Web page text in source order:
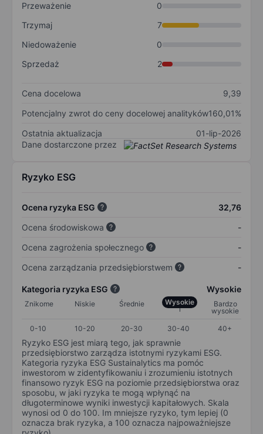
Przeważenie
0
Trzymaj
7
Niedoważenie
0
Sprzedaż
2
Cena docelowa
9,39
Potencjalny zwrot do ceny docelowej analityków160,01%
Ostatnia aktualizacja
01-lip-2026
Dane dostarczone przez
Ryzyko ESG
Ocena ryzyka ESG
32,76
Ocena środowiskowa
-
Ocena zagrożenia społecznego
-
Ocena zarządzania przedsiębiorstwem
-
Kategoria ryzyka ESG Wysokie
Znikome Niskie Średnie Wysokie
Bardzo
wysokie
0-10
10-20 20-30 30-40 40+
Ryzyko ESG jest miarą tego, jak sprawnie
przedsiębiorstwo zarządza istotnymi ryzykami ESG.
Kategoria ryzyka ESG Sustainalytics ma pomóc
inwestorom w zidentyfikowaniu i zrozumieniu istotnych
finansowo ryzyk ESG na poziomie przedsiębiorstwa oraz
sposobu, w jaki ryzyka te mogą wpłynąć na
długoterminowe wyniki inwestycji kapitałowych. Skala
wynosi od 0 do 100. Im mniejsze ryzyko, tym lepiej (0
oznacza brak ryzyka, a 100 oznacza najpoważniejsze